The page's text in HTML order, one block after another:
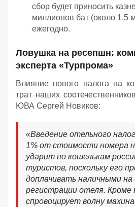
сбор будет приносить
миллионов бат (около 1,5
ежегодно.
Ловушка на ресепшн:
эксперта «Турпрома»
Влияние нового налога на
трат наших
ЮВА Сергей Новиков:
«Введение отельного
1% от стоимости номера
ударит по кошелькам
туристов, поскольку его
доплачивать наличными на
регистрации отеля. Кроме
спровоцирует волну